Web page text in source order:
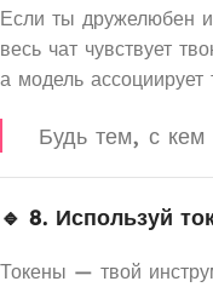
Если ты дружелюбен
весь чат чувствует
а модель
Будь тем, с кем
🔹 8. Используй
Токены — твой